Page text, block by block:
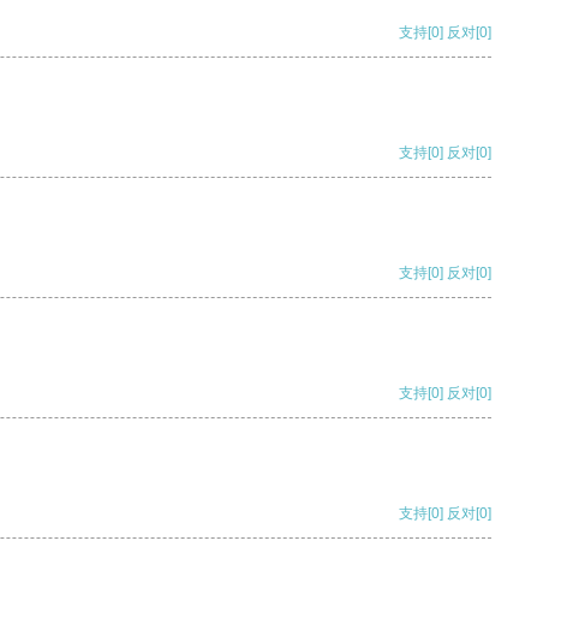
支持[0] 反对[0]
支持[0] 反对[0]
支持[0] 反对[0]
支持[0] 反对[0]
支持[0] 反对[0]